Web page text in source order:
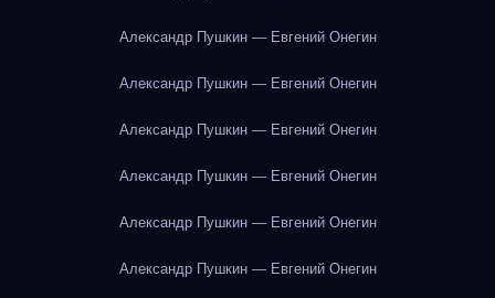
Александр Пушкин — Евгений Онегин
Александр Пушкин — Евгений Онегин
Александр Пушкин — Евгений Онегин
Александр Пушкин — Евгений Онегин
Александр Пушкин — Евгений Онегин
Александр Пушкин — Евгений Онегин